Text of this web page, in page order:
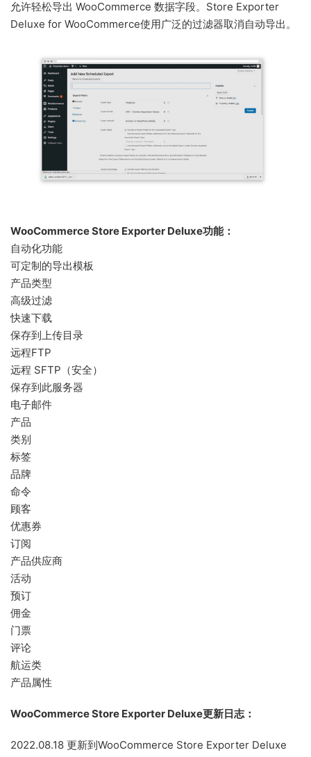
允许轻松导出 WooCommerce 数据字段。Store Exporter
Deluxe for WooCommerce使用广泛的过滤器取消自动导出。
WooCommerce Store Exporter Deluxe功能：
自动化功能
可定制的导出模板
产品类型
高级过滤
快速下载
保存到上传目录
远程FTP
远程 SFTP（安全）
保存到此服务器
电子邮件
产品
类别
标签
品牌
命令
顾客
优惠券
订阅
产品供应商
活动
预订
佣金
门票
评论
航运类
产品属性
WooCommerce Store Exporter Deluxe更新日志：
2022.08.18 更新到WooCommerce Store Exporter Deluxe